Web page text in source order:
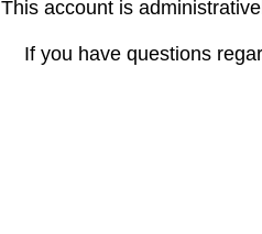
This account is
If you have questions